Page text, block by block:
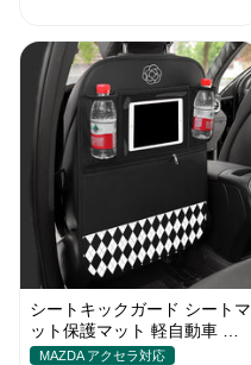
シートキックガード シートマ
ット保護マット 軽自動車 傷
汚れ 防止 アクセサリー 取り
MAZDA アクセラ対応